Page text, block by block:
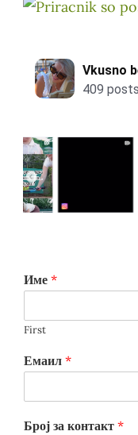
Име *
First
Емаил *
Број за контакт *